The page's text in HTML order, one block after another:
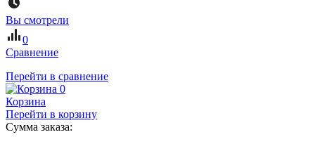
Вы смотрели
0
Сравнение
Перейти в сравнение
0
Корзина
Перейти в корзину
Сумма заказа: